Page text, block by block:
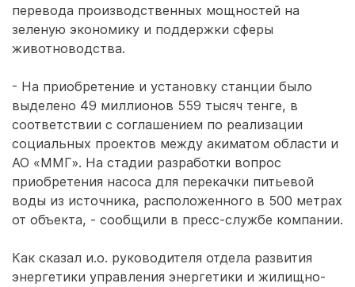
перевода производственных мощностей на
зеленую экономику и поддержки сферы
животноводства.
- На приобретение и установку станции было
выделено 49 миллионов 559 тысяч тенге, в
соответствии с соглашением по реализации
социальных проектов между акиматом области и
АО «ММГ». На стадии разработки вопрос
приобретения насоса для перекачки питьевой
воды из источника, расположенного в 500 метрах
от объекта, - сообщили в пресс-службе компании.
Как сказал и.о. руководителя отдела развития
энергетики управления энергетики и жилищно-